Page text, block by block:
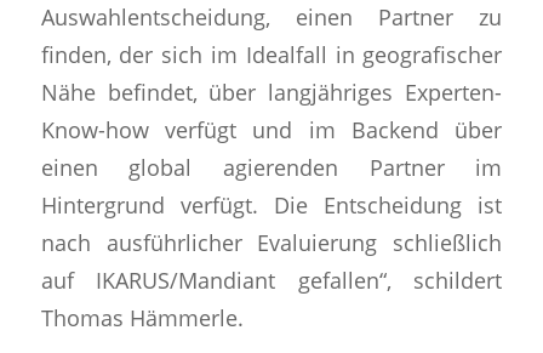
Auswahlentscheidung, einen Partner zu
finden, der sich im Idealfall in geografischer
Nähe befindet, über langjähriges Experten-
Know-how verfügt und im Backend über
einen global agierenden Partner im
Hintergrund verfügt. Die Entscheidung ist
nach ausführlicher Evaluierung schließlich
auf IKARUS/Mandiant gefallen“, schildert
Thomas Hämmerle.